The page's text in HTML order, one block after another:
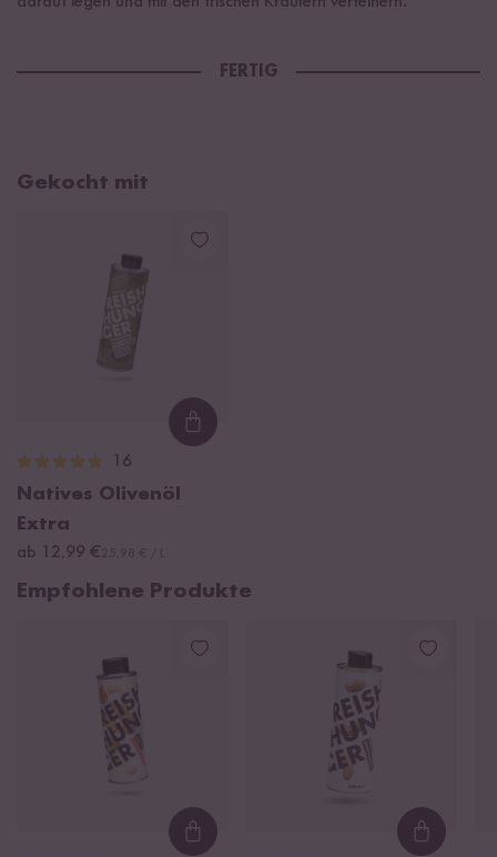
FERTIG
Gekocht mit
Loading...
16
Natives Olivenöl
Extra
ab 12,99 €
Empfohlene Produkte
Loading...